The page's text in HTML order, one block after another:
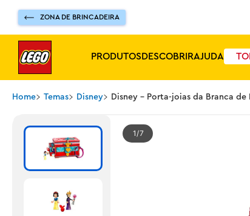
ZONA DE BRINCADEIRA
PRODUTOSDESCOBRIRAJUDA
Home Temas Disney Disney - Porta-joias da Branca de
1 7